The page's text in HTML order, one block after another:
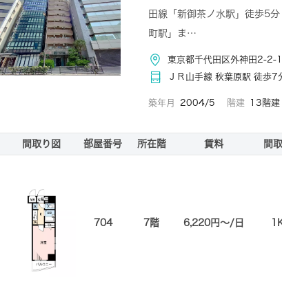
田線「新御茶ノ水駅」徒歩5
町駅」ま…
東京都千代田区外神田2-2-
ＪＲ山手線 秋葉原駅 徒歩7
築年月 2004/5 階建 13階建
間取り図 部屋番号 所在階 賃料 間
704 7階 6,220円〜/日